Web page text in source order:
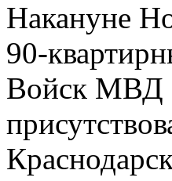
Накануне
90-
Войск МВД